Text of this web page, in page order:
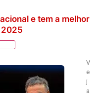
e tem a melhor
2025
V
e
j
a